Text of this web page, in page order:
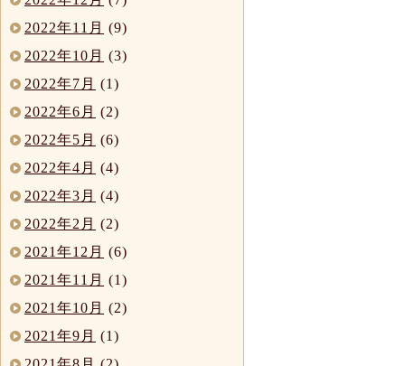
2022年11月 (9)
2022年10月 (3)
2022年7月 (1)
2022年6月 (2)
2022年5月 (6)
2022年4月 (4)
2022年3月 (4)
2022年2月 (2)
2021年12月 (6)
2021年11月 (1)
2021年10月 (2)
2021年9月 (1)